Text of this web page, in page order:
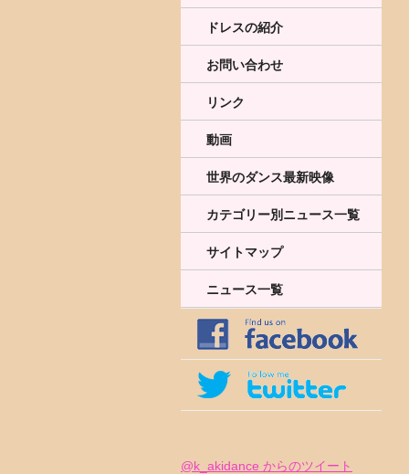
ドレスの紹介
お問い合わせ
リンク
動画
世界のダンス最新映像
カテゴリー別ニュース一覧
サイトマップ
ニュース一覧
@k_akidance からのツイート